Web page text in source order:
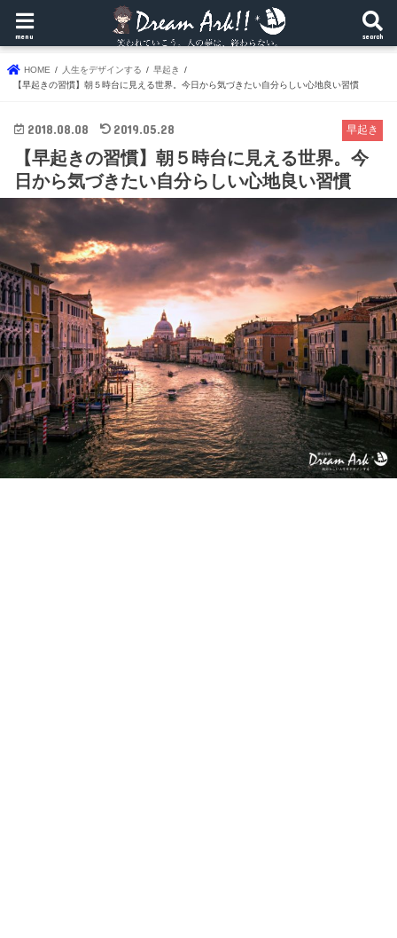
search
menu
HOME 人生をデザインする
早起き
【早起きの習慣】朝５時台に見える世界。今日から気づきたい自分らしい心地良い習慣
早起き
2018.08.08 2019.05.28
【早起きの習慣】朝５時台に見える世界。今
日から気づきたい自分らしい心地良い習慣